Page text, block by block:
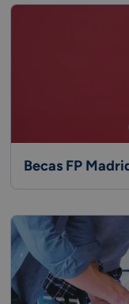
Becas FP